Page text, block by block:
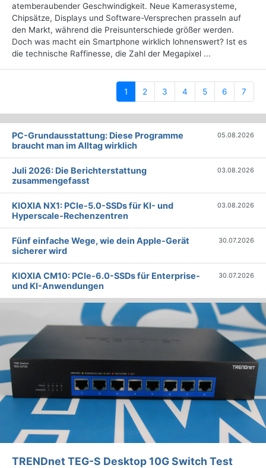
atemberaubender Geschwindigkeit. Neue Kamerasysteme,
Chipsätze, Displays und Software-Versprechen prasseln auf
den Markt, während die Preisunterschiede größer werden.
Doch was macht ein Smartphone wirklich lohnenswert? Ist es
die technische Raffinesse, die Zahl der Megapixel ...
1 (current)
2 3 4 5 6 7
PC-Grundausstattung: Diese Programme
braucht man im Alltag wirklich
05.08.2026
Juli 2026: Die Bericht­erstattung
zusammengefasst
03.08.2026
KIOXIA NX1: PCIe-5.0-SSDs für KI- und
Hyperscale-Rechenzentren
03.08.2026
Fünf einfache Wege, wie dein Apple-Gerät
sicherer wird
30.07.2026
KIOXIA CM10: PCIe-6.0-SSDs für Enterprise-
und KI-Anwendungen
30.07.2026
TRENDnet TEG-S Desktop 10G Switch Test